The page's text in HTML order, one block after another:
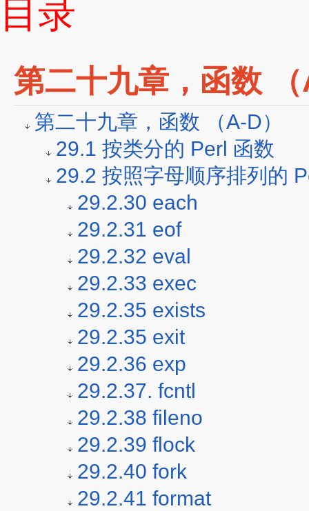
目录
第二十九章，函数
第二十九章，函数 （A-D）
29.1 按类分的 Perl 函数
29.2 按照字母顺序排列的
29.2.30 each
29.2.31 eof
29.2.32 eval
29.2.33 exec
29.2.35 exists
29.2.35 exit
29.2.36 exp
29.2.37. fcntl
29.2.38 fileno
29.2.39 flock
29.2.40 fork
29.2.41 format